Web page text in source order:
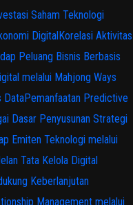
Saham Teknologi
DigitalKorelasi Aktivitas
Peluang Bisnis Berbasis
melalui Mahjong Ways
DataPemanfaatan Predictive
Dasar Penyusunan Strategi
Emiten Teknologi melalui
Tata Kelola Digital
Keberlanjutan
Management melalui